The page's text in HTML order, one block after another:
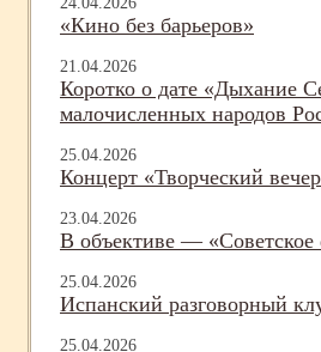
«Кино без барьеров»
21.04.2026
Коротко о дате «Дыхание
малочисленных народов
25.04.2026
Концерт «Творческий
23.04.2026
В объективе — «Советское
25.04.2026
Испанский разговорный
25.04.2026